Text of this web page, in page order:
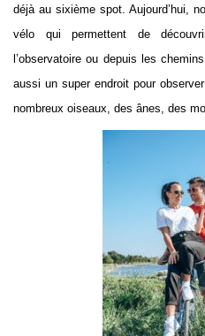
déjà au sixième spot. Aujourd’hui,
vélo qui permettent de
l’observatoire ou depuis les
aussi un super endroit pour
nombreux oiseaux, des ânes, des